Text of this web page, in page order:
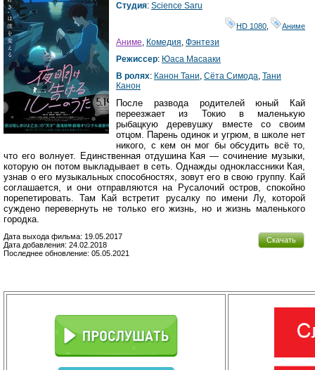
Студия: Science Saru
HD 1080 Аниме
Аниме, Комедия, Фэнтези
Режиссер: Юаса Масааки
В ролях: Канон Тани, Сёта Симода, Тани
Канон
После развода родителей юный Кай
переезжает из Токио в маленькую
рыбацкую деревушку вместе со своим
отцом. Парень одинок и угрюм, в школе нет
никого, с кем он мог бы обсудить всё то,
что его волнует. Единственная отдушина Кая — сочинение музыки,
которую он потом выкладывает в сеть. Однажды одноклассники Кая,
узнав о его музыкальных способностях, зовут его в свою группу. Кай
соглашается, и они отправляются на Русалочий остров, спокойно
порепетировать. Там Кай встретит русалку по имени Лу, которой
суждено перевернуть не только его жизнь, но и жизнь маленького
городка.
Скачать
Дата выхода фильма: 19.05.2017
Дата добавления: 24.02.2018
Последнее обновление: 05.05.2021